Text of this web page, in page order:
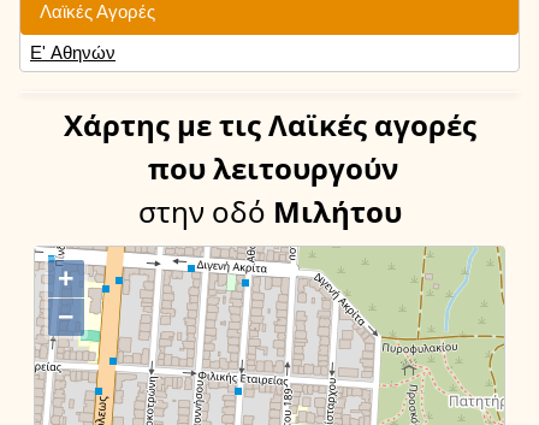
Λαϊκές Αγορές
Ε' Αθηνών
Χάρτης με τις Λαϊκές αγορές
που λειτουργούν
στην οδό Μιλήτου
+
−